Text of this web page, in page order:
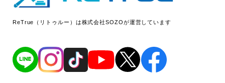
ReTrue（リトゥルー）は株式会社SOZOが運営しています